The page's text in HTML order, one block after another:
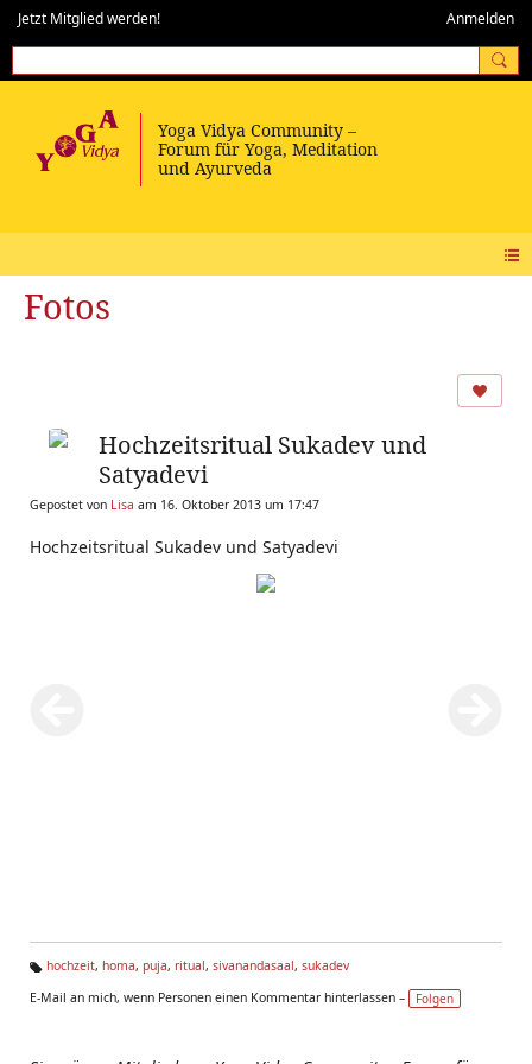
Jetzt Mitglied werden! Anmelden
Fotos
Hochzeitsritual Sukadev und
Satyadevi
Gepostet von Lisa am 16. Oktober 2013 um 17:47
Hochzeitsritual Sukadev und Satyadevi
g
hochzeit, homa, puja, ritual, sivanandasaal, sukadev
E-Mail an mich, wenn Personen einen Kommentar hinterlassen –
Folgen